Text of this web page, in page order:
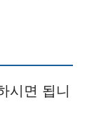
시면 됩니